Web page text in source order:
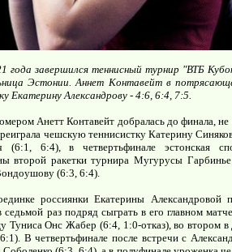
года завершился теннисный турнир "ВТБ
Эстонии. Аннет Контавейт в
Екатерину Александрову - 4:6, 6:4, 7:5.
Анетт Контавейт добралась до финала,
чешскую теннисистку Катерину
(6:1, 6:4), в четвертьфинале эстонская
второй ракетки турнира Мугурусы
(6:3, 6:4).
россиянки Екатерины Александровой
раз подряд сыграть в его главном
Туниса Онс Жабер (6:4, 1:0-отказ), во втором
В четвертьфинале после встречи с